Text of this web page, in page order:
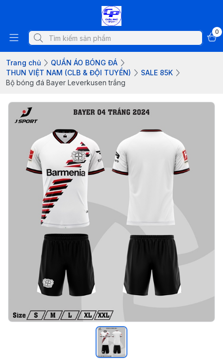
0
Trang chủ
QUẦN ÁO BÓNG ĐÁ
THUN VIỆT NAM (CLB & ĐỘI TUYỂN)
SALE 85K
Bộ bóng đá Bayer Leverkusen trắng